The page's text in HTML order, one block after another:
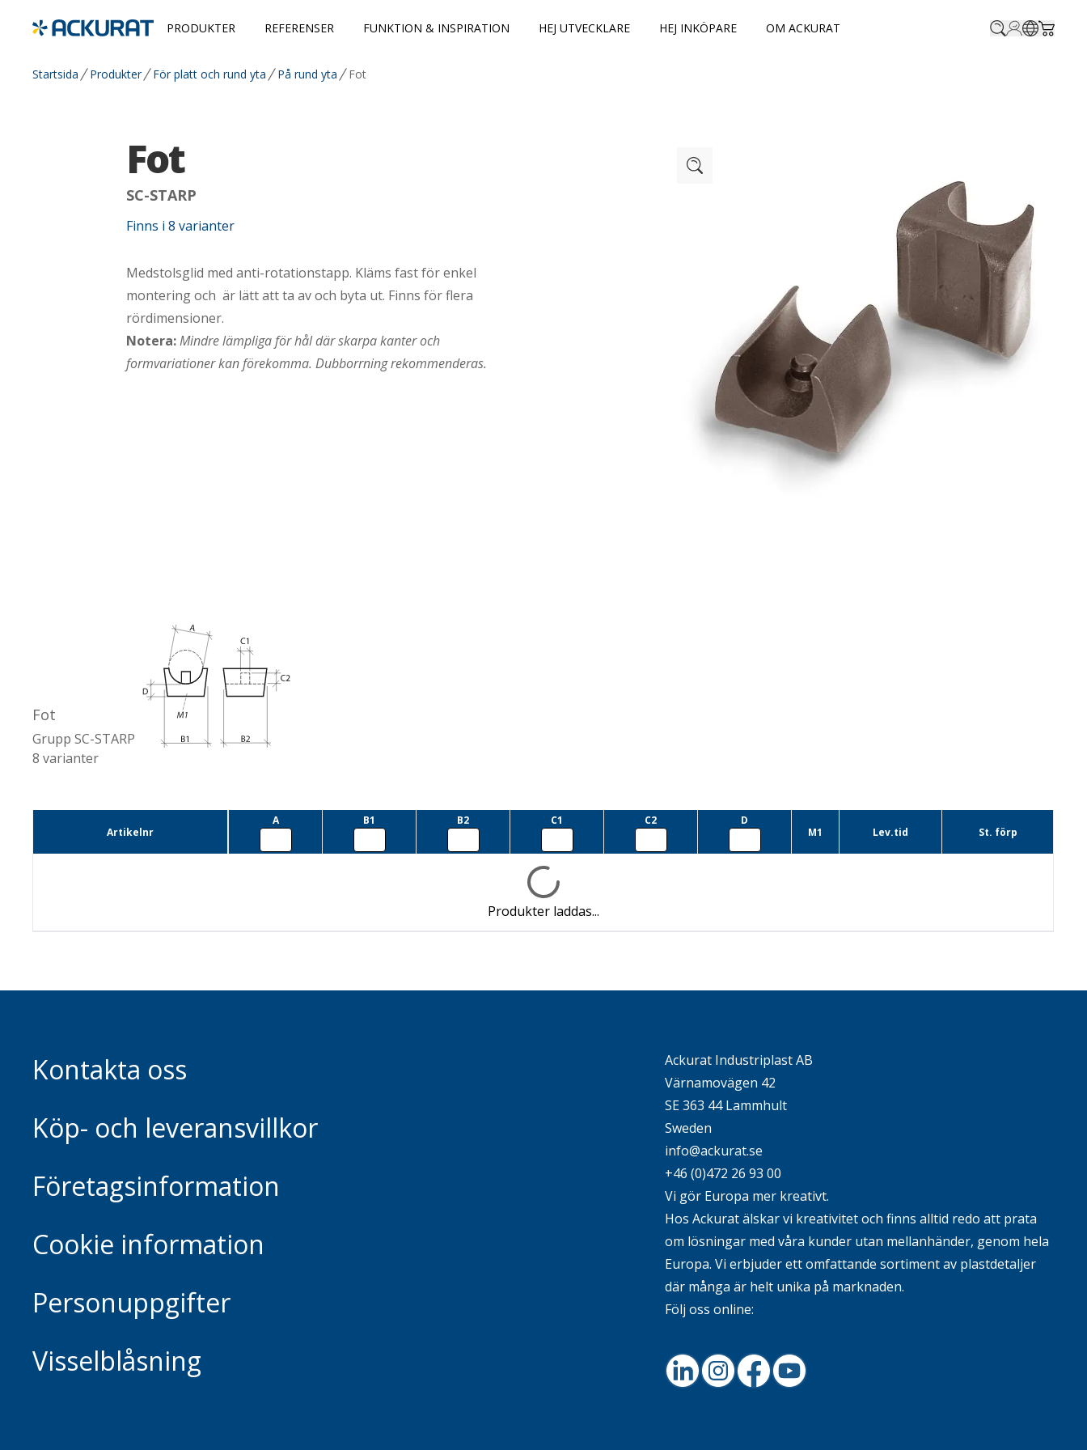
PRODUKTER REFERENSER FUNKTION & INSPIRATION HEJ UTVECKLARE HEJ INKÖPARE OM ACKURAT
Startsida Produkter För platt och rund yta På rund yta Fot
Fot
SC-STARP
Finns i 8 varianter
Medstolsglid med anti-rotationstapp. Kläms fast för enkel
montering och är lätt att ta av och byta ut. Finns för flera
rördimensioner.
Notera:Mindre lämpliga för hål där skarpa kanter och
formvariationer kan förekomma. Dubborrning rekommenderas.
Fot
Grupp SC-STARP
8 varianter
Artikelnr
A B1 B2 C1 C2
D
M1
Lev.tid St. förp
Produkter laddas...
Kontakta oss
Köp- och leveransvillkor
Företagsinformation
Cookie information
Personuppgifter
Visselblåsning
Ackurat Industriplast AB
Värnamovägen 42
SE 363 44 Lammhult
Sweden
info@ackurat.se
+46 (0)472 26 93 00
Vi gör Europa mer kreativt.
Hos Ackurat älskar vi kreativitet och finns alltid redo att prata
om lösningar med våra kunder utan mellanhänder, genom hela
Europa. Vi erbjuder ett omfattande sortiment av plastdetaljer
där många är helt unika på marknaden.
Följ oss online:
LinkedInInstagramFacebookYoutube